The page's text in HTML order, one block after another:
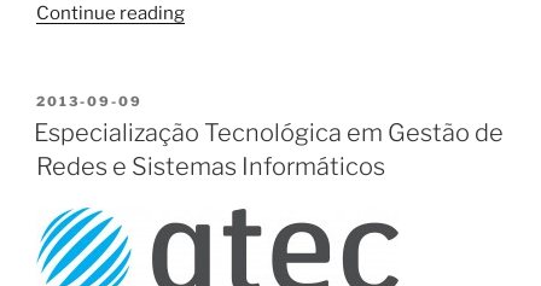
Continue reading“ITJobs
áreas
de
POSTED
ON
2013-09-09
Especialização Tecnológica em Gestão de
Redes e Sistemas Informáticos